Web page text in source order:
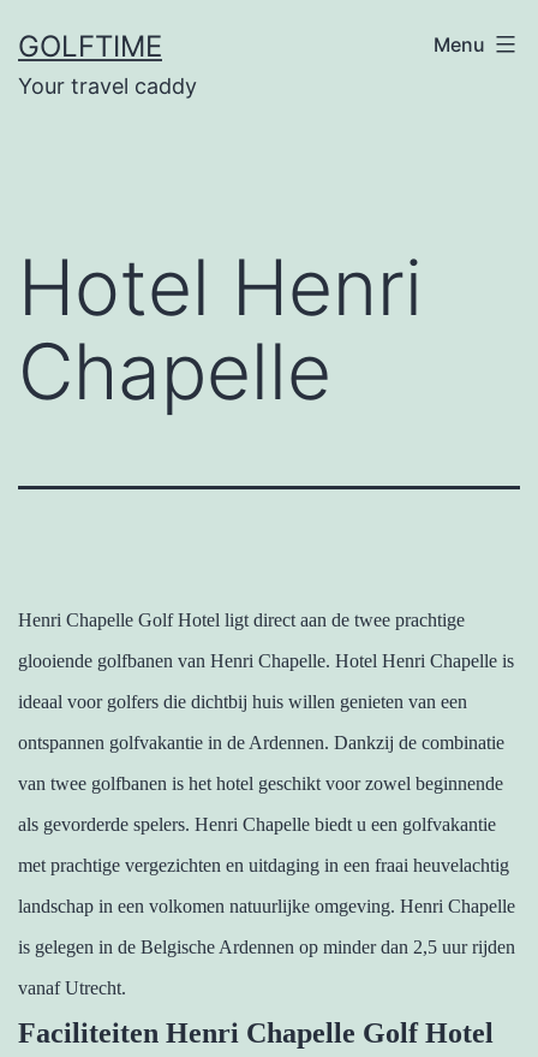
naar
de
GOLFTIME
Your travel caddy
Menu
Hotel Henri
Chapelle
Henri Chapelle Golf Hotel ligt direct aan de twee prachtige
glooiende golfbanen van Henri Chapelle. Hotel Henri Chapelle is
ideaal voor golfers die dichtbij huis willen genieten van een
ontspannen golfvakantie in de Ardennen. Dankzij de combinatie
van twee golfbanen is het hotel geschikt voor zowel beginnende
als gevorderde spelers. Henri Chapelle biedt u een golfvakantie
met prachtige vergezichten en uitdaging in een fraai heuvelachtig
landschap in een volkomen natuurlijke omgeving. Henri Chapelle
is gelegen in de Belgische Ardennen op minder dan 2,5 uur rijden
vanaf Utrecht.
Faciliteiten Henri Chapelle Golf Hotel